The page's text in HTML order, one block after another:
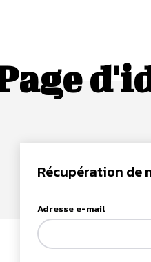
Récupération de
Adresse e-mail